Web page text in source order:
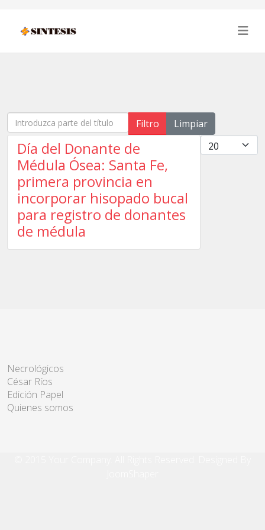
Introduzca parte del título Filtro
Limpiar
Cantidad
Día del Donante de
Médula Ósea: Santa Fe,
primera provincia en
incorporar hisopado bucal
para registro de donantes
de médula
Necrológicos
César Ríos
Edición Papel
Quienes somos